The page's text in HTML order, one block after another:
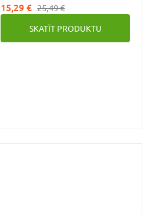
un pantenolu, kas rūpīgi un
maigi attīra seborejas bojātus
matus, galvas ādu un tādā veidā
samazina liekā sebuma
15,29 € 25,49 €
SKATĪT PRODUKTU